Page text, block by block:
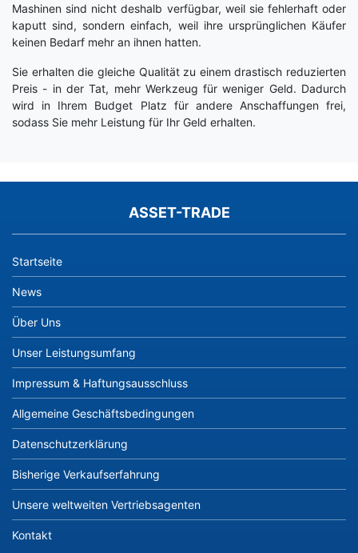
Mashinen sind nicht deshalb verfügbar, weil sie fehlerhaft oder
kaputt sind, sondern einfach, weil ihre ursprünglichen Käufer
keinen Bedarf mehr an ihnen hatten.
Sie erhalten die gleiche Qualität zu einem drastisch reduzierten
Preis - in der Tat, mehr Werkzeug für weniger Geld. Dadurch
wird in Ihrem Budget Platz für andere Anschaffungen frei,
sodass Sie mehr Leistung für Ihr Geld erhalten.
ASSET-TRADE
Startseite
News
Über Uns
Unser Leistungsumfang
Impressum & Haftungsausschluss
Allgemeine Geschäftsbedingungen
Datenschutzerklärung
Bisherige Verkaufserfahrung
Unsere weltweiten Vertriebsagenten
Kontakt